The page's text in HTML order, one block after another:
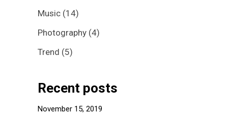
Music (14)
Photography (4)
Trend (5)
Recent posts
November 15, 2019